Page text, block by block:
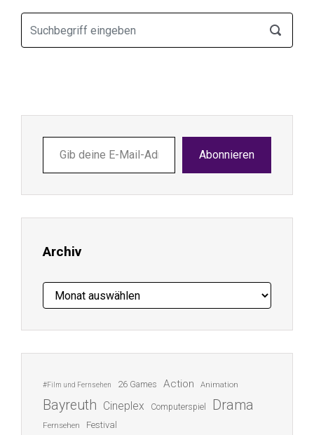
deine
E-
ein ...
Abonnieren
Archiv
Archiv
#Film und Fernsehen 26 Games Action Animation
Bayreuth Cineplex Computerspiel Drama
Fernsehen Festival